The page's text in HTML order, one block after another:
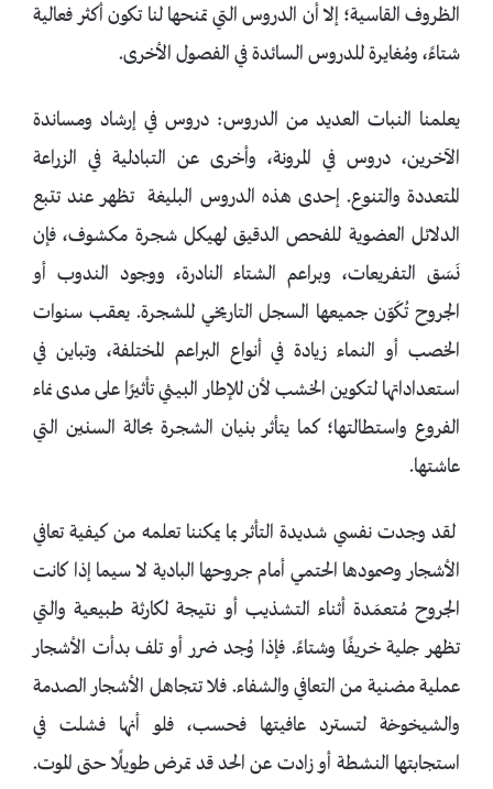
الظروف القاسية؛ إلا أن الدروس التي تمنحها لنا تكون أكثر فعالية
شتاءً، ومُغايرة للدروس السائدة في الفصول الأخرى.
يعلمنا النبات العديد من الدروس: دروس في إرشاد ومساندة
الآخرين، دروس في المرونة، وأخرى عن التبادلية في الزراعة
المتعددة والتنوع. إحدى هذه الدروس البليغة تظهر عند تتبع
الدلائل العضوية للفحص الدقيق لهيكل شجرة مكشوف، فإن
نَسَق التفريعات، وبراعم الشتاء النادرة، ووجود الندوب أو
الجروح تُكَوّن جميعها السجل التاريخي للشجرة. يعقب سنوات
الخصب أو النماء زيادة في أنواع البراعم المختلفة، وتباين في
استعداداتها لتكوين الخشب لأن للإطار البيئي تأثيرًا على مدى نماء
الفروع واستطالتها؛ كما يتأثر بنيان الشجرة بحالة السنين التي
عاشتها.
لقد وجدت نفسي شديدة التأثر بما يمكننا تعلمه من كيفية تعافي
الأشجار وصمودها الحتمي أمام جروحها البادية لا سيما إذا كانت
الجروح مُتعمَدة أثناء التشذيب أو نتيجة لكارثة طبيعية والتي
تظهر جلية خريفًا وشتاءً. فإذا وُجد ضرر أو تلف بدأت الأشجار
عملية مضنية من التعافي والشفاء. فلا تتجاهل الأشجار الصدمة
والشيخوخة لتسترد عافيتها فحسب، فلو أنها فشلت في
استجابتها النشطة أو زادت عن الحد قد تمرض طويلًا حتى الموت.